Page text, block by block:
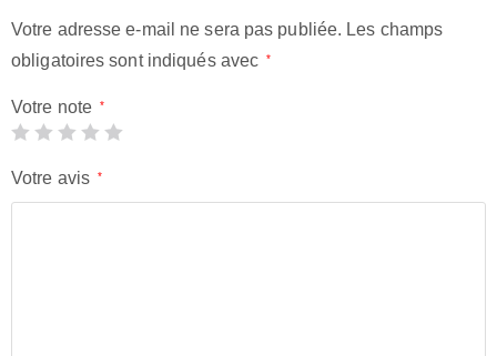
Votre adresse e-mail ne sera pas publiée. Les champs
obligatoires sont indiqués avec
*
Votre note *
Votre avis *